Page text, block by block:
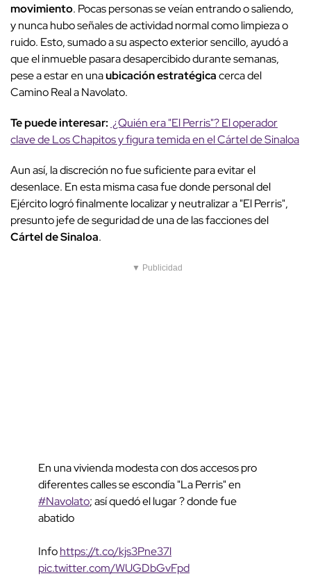
movimiento. Pocas personas se veían entrando o saliendo,
y nunca hubo señales de actividad normal como limpieza o
ruido. Esto, sumado a su aspecto exterior sencillo, ayudó a
que el inmueble pasara desapercibido durante semanas,
pese a estar en unaubicación estratégicacerca del
Camino Real a Navolato.
Te puede interesar: ¿Quién era "El Perris"? El operador
clave de Los Chapitos y figura temida en el Cártel de Sinaloa
Aun así, la discreción no fue suficiente para evitar el
desenlace. En esta misma casa fue donde personal del
Ejército logró finalmente localizar y neutralizar a "El Perris",
presunto jefe de seguridad de una de las facciones del
Cártel de Sinaloa.
▼ Publicidad
En una vivienda modesta con dos accesos pro
diferentes calles se escondía "La Perris" en
#Navolato; así quedó el lugar ? donde fue
abatido
Infohttps://t.co/kjs3Pne37l
pic.twitter.com/WUGDbGvFpd